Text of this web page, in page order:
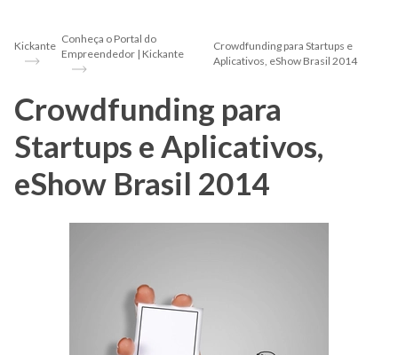
Kickante
Conheça o Portal do
Empreendedor | Kickante
Crowdfunding para Startups e
Aplicativos, eShow Brasil 2014
Crowdfunding para
Startups e Aplicativos,
eShow Brasil 2014